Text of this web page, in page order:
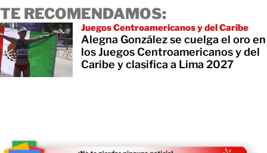
TE RECOMENDAMOS:
Juegos Centroamericanos y del Caribe
Alegna González se cuelga el oro en
los Juegos Centroamericanos y del
Caribe y clasifica a Lima 2027